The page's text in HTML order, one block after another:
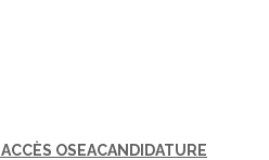
ACCÈS OSEACANDIDATURE